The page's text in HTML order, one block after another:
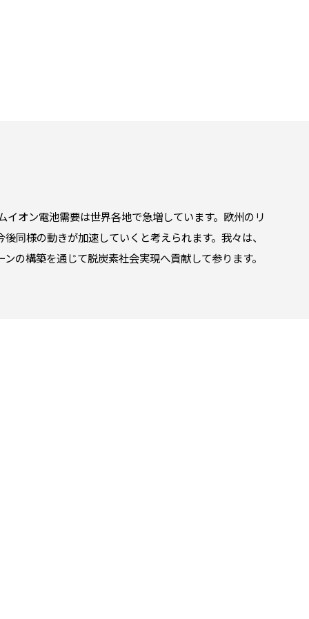
オン電池需要は世界各地で急増しています。欧州のリ
同様の動きが加速していくと考えられます。我々は、
の構築を通じて脱炭素社会実現へ貢献して参ります。